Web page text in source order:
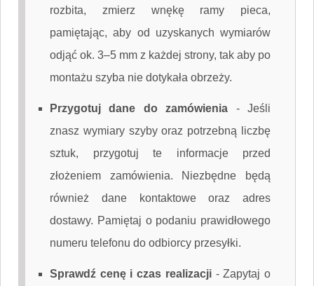
rozbita, zmierz wnękę ramy pieca,
pamiętając, aby od uzyskanych wymiarów
odjąć ok. 3–5 mm z każdej strony, tak aby po
montażu szyba nie dotykała obrzeży.
Przygotuj dane do zamówienia -Jeśli
znasz wymiary szyby oraz potrzebną liczbę
sztuk, przygotuj te informacje przed
złożeniem zamówienia. Niezbędne będą
również dane kontaktowe oraz adres
dostawy. Pamiętaj o podaniu prawidłowego
numeru telefonu do odbiorcy przesyłki.
Sprawdź cenę i czas realizacji-Zapytaj o